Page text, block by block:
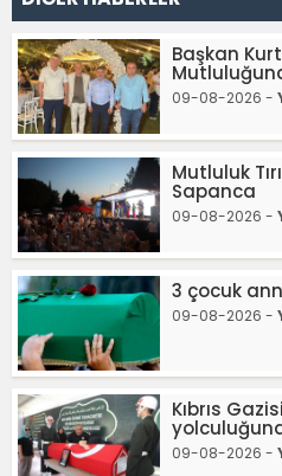
Başkan
09-08-2026 -
Mutluluk
Sapanca
09-08-2026 -
3 çocuk
09-08-2026 -
Kıbrıs
09-08-2026 -